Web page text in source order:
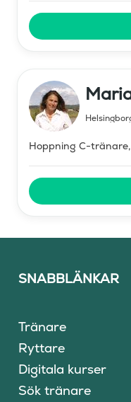
Hoppning C-
SNABBLÄNKAR
Tränare
Ryttare
Digitala kurser
Sök tränare